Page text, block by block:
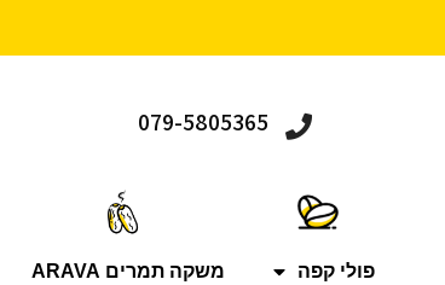
079-5805365
פולי קפה משקה תמרים ARAVA